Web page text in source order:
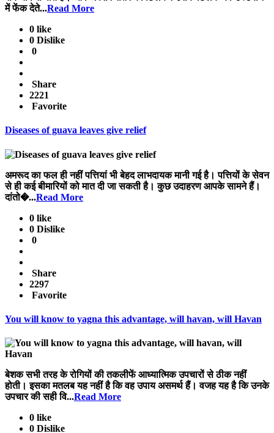
में फेंक देते...Read More
0 like
0 Dislike
0
Share
2221
Favorite
Diseases of guava leaves give relief
अमरूद का फल ही नहीं पत्तियां भी बेहद लाभदायक मानी गई है। पत्तियों के सेवन
से ही कई बीमारियों को मात दी जा सकती है। कुछ उदाहरण आपके सामने हैं।
दांतो�...Read More
0 like
0 Dislike
0
Share
2297
Favorite
You will know to yagna this advantage, will havan, will Havan
बेशक सभी तरह के रोगियों की तकलीफें आध्यात्मिक उपचारों से ठीक नहीं
होती। इसका मतलब यह नहीं है कि वह उपाय असमर्थ हैं। वजह यह है कि उनके
उपचार की सही वि...Read More
0 like
0 Dislike